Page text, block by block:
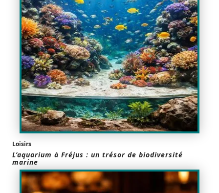
Loisirs
L’aquarium à Fréjus : un trésor de biodiversité
marine